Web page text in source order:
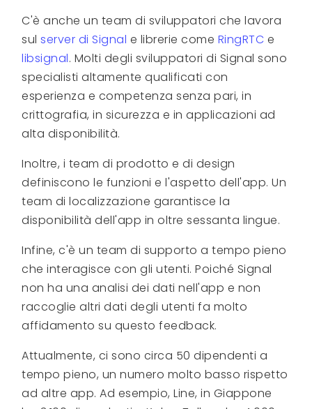
C'è anche un team di sviluppatori che lavora
sulserver di Signal e librerie come RingRTC e
libsignal. Molti degli sviluppatori di Signal sono
specialisti altamente qualificati con
esperienza e competenza senza pari, in
crittografia, in sicurezza e in applicazioni ad
alta disponibilità.
Inoltre, i team di prodotto e di design
definiscono le funzioni e l'aspetto dell'app. Un
team di localizzazione garantisce la
disponibilità dell'app in oltre sessanta lingue.
Infine, c'è un team di supporto a tempo pieno
che interagisce con gli utenti. Poiché Signal
non ha una analisi dei dati nell'app e non
raccoglie altri dati degli utenti fa molto
affidamento su questo feedback.
Attualmente, ci sono circa 50 dipendenti a
tempo pieno, un numero molto basso rispetto
ad altre app. Ad esempio, Line, in Giappone